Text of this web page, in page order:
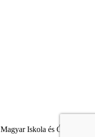
Iskola és Óvoda. |